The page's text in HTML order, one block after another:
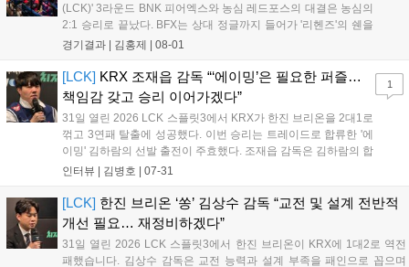
(LCK)' 3라운드 BNK 피어엑스와 농심 레드포스의 대결은 농심의
2:1 승리로 끝났다. BFX는 상대 정글까지 들어가 '리헨즈'의 쉔을
잡고 먼저 첫 킬을 따냈다. '랩터'의 자르반은 탑으로 향해 '킹겐'의
만 농심이 자르반...
경기결과 | 김홍제 08-01
[LCK] KRX 조재읍 감독 “‘에이밍’은 필요한 퍼즐…
책임감 갖고 승리 이어가겠다”
31일 열린 2026 LCK 스플릿3에서 KRX가 한진 브리온을 2대1로
꺾고 3연패 탈출에 성공했다. 이번 승리는 트레이드로 합류한 '에
이밍' 김하람의 선발 출전이 주효했다. 조재읍 감독은 김하람의 합
류가 팀의 미드-정글진에 큰 도움이 될 것이라며 만족감을 표했
기에서도 좋은 성적을 거두기 위해 철저히 준비하겠다는 포부를
밝혔다....
인터뷰 | 김병호 07-31
1
[LCK] 한진 브리온 ‘쏭’ 김상수 감독 “교전 및 설계 전반적
개선 필요… 재정비하겠다”
31일 열린 2026 LCK 스플릿3에서 한진 브리온이 KRX에 1대2로 역전
패했습니다. 김상수 감독은 교전 능력과 설계 부족을 패인으로 꼽으며